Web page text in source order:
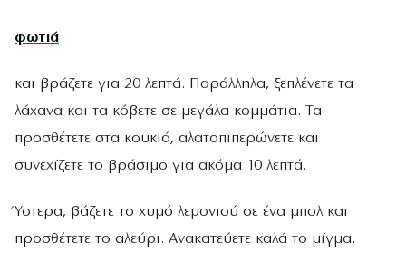
φωτιά
και βράζετε για 20 λεπτά. Παράλληλα, ξεπλένετε τα
λάχανα και τα κόβετε σε μεγάλα κομμάτια. Τα
προσθέτετε στα κουκιά, αλατοπιπερώνετε και
συνεχίζετε το βράσιμο για ακόμα 10 λεπτά.
Ύστερα, βάζετε το χυμό λεμονιού σε ένα μπολ και
προσθέτετε το αλεύρι. Ανακατεύετε καλά το μίγμα.